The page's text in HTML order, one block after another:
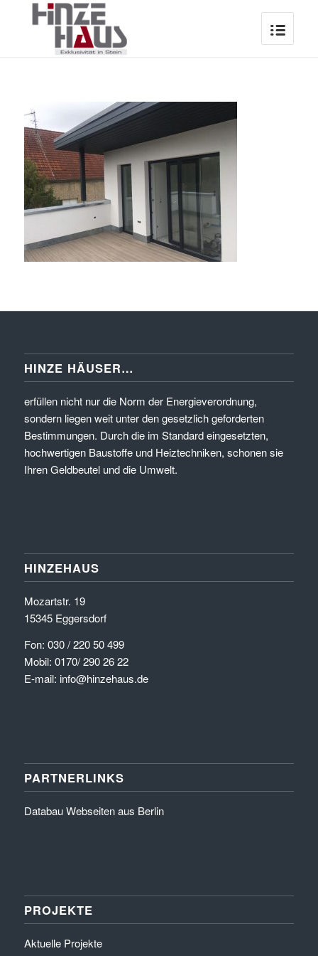
HINZE HÄUSER…
erfüllen nicht nur die Norm der Energieverordnung,
sondern liegen weit unter den gesetzlich geforderten
Bestimmungen. Durch die im Standard eingesetzten,
hochwertigen Baustoffe und Heiztechniken, schonen sie
Ihren Geldbeutel und die Umwelt.
HINZEHAUS
Mozartstr. 19
15345 Eggersdorf
Fon: 030 / 220 50 499
Mobil: 0170/ 290 26 22
E-mail: info@hinzehaus.de
PARTNERLINKS
Databau Webseiten aus Berlin
PROJEKTE
Aktuelle Projekte